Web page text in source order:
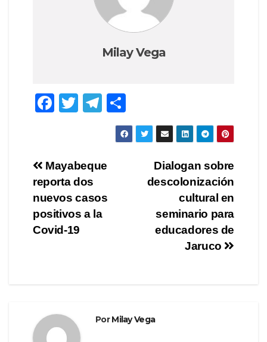
Milay Vega
F
e
b
o
o
k
T
er
T
el
gr
m
o
m
Navegación
de
entradas
Dialogan sobre
descolonización
cultural en
seminario para
educadores de
Jaruco
Mayabeque
reporta dos
nuevos casos
positivos a la
Covid-19
PorMilay Vega